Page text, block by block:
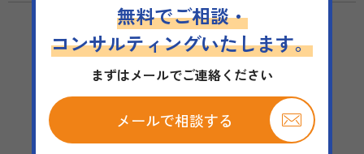
無料でご相談・
コンサルティングいたします。
まずはメールでご連絡ください
メールで相談する